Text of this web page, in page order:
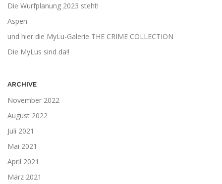
Die Wurfplanung 2023 steht!
Aspen
und hier die MyLu-Galerie THE CRIME COLLECTION
Die MyLus sind da!!
ARCHIVE
November 2022
August 2022
Juli 2021
Mai 2021
April 2021
März 2021